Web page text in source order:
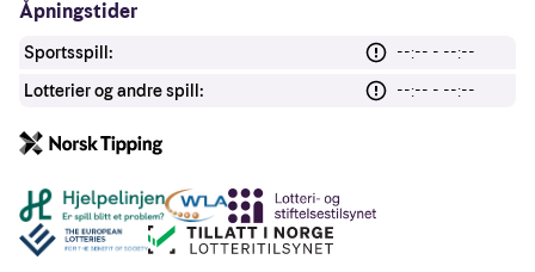
Åpningstider
Sportsspill:
--:-- - --:--
Lotterier og andre spill:
--:-- - --:--
Andre lenker